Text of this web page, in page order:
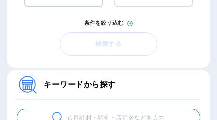
条件を絞り込む
検索する
キーワードから探す